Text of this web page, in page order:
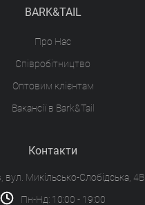
BARK&TAIL
Про Нас
Співробітництво
Оптовим клієнтам
Вакансії в Bark&Tail
Контакти
вул. Микільсько-Слобідська, 4В
Пн-Нд: 10:00 - 19:00